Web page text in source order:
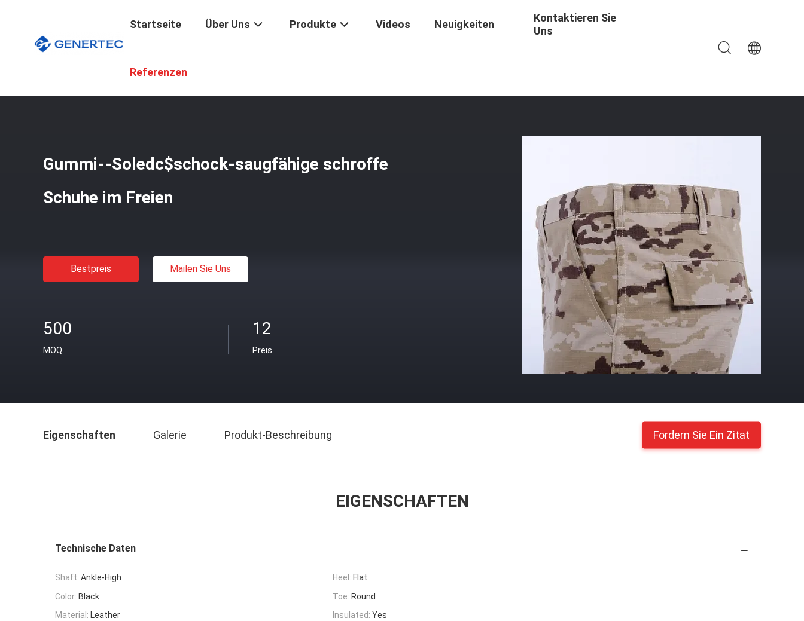
Startseite Über Uns Produkte Videos Neuigkeiten
Kontaktieren Sie
Uns
Referenzen
Gummi--Soledc$schock-saugfähige schroffe
Schuhe im Freien
Bestpreis Mailen Sie Uns
500
MOQ
12
Preis
Eigenschaften Galerie Produkt-Beschreibung Fordern Sie Ein Zitat
EIGENSCHAFTEN
Technische Daten
Shaft: Ankle-High Heel: Flat
Color: Black Toe: Round
Material: Leather Insulated: Yes